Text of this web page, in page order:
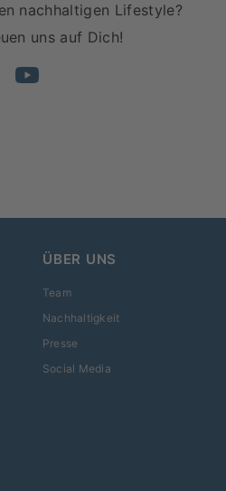
nachhaltigen Lifestyle?
uns auf Dich!
ÜBER UNS
Team
Nachhaltigkeit
Presse
Social Media